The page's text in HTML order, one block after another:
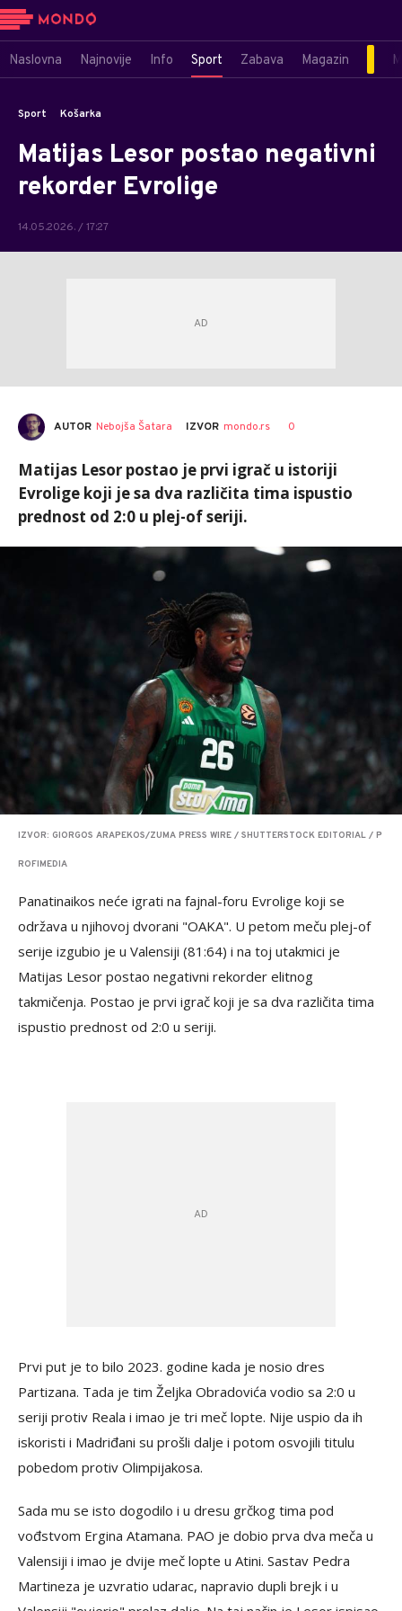
Naslovna Najnovije Info Sport Zabava Magazin
Sport Košarka
Matijas Lesor postao negativni
rekorder Evrolige
14.05.2026. / 17:27
AUTOR Nebojša Šatara IZVOR mondo.rs 0
Matijas Lesor postao je prvi igrač u istoriji
Evrolige koji je sa dva različita tima ispustio
prednost od 2:0 u plej-of seriji.
IZVOR: GIORGOS ARAPEKOS/ZUMA PRESS WIRE / SHUTTERSTOCK EDITORIAL / P
ROFIMEDIA
Panatinaikos neće igrati na fajnal-foru Evrolige koji se
održava u njihovoj dvorani "OAKA". U petom meču plej-of
serije izgubio je u Valensiji (81:64) i na toj utakmici je
Matijas Lesor postao negativni rekorder elitnog
takmičenja. Postao je prvi igrač koji je sa dva različita tima
ispustio prednost od 2:0 u seriji.
Prvi put je to bilo 2023. godine kada je nosio dres
Partizana. Tada je tim Željka Obradovića vodio sa 2:0 u
seriji protiv Reala i imao je tri meč lopte. Nije uspio da ih
iskoristi i Madriđani su prošli dalje i potom osvojili titulu
pobedom protiv Olimpijakosa.
Sada mu se isto dogodilo i u dresu grčkog tima pod
vođstvom Ergina Atamana. PAO je dobio prva dva meča u
Valensiji i imao je dvije meč lopte u Atini. Sastav Pedra
Martineza je uzvratio udarac, napravio dupli brejk i u